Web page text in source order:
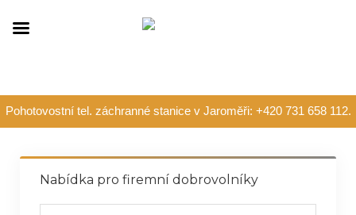
Pohotovostní tel. záchranné stanice v Jaroměři: +420 731 658 112.
Nabídka pro firemní dobrovolníky